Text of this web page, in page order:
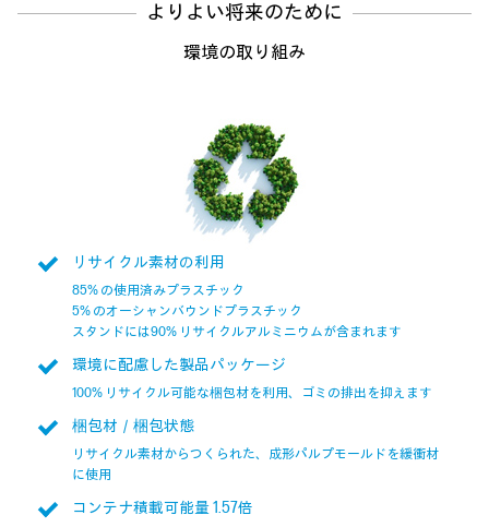
よりよい将来のために
環境の取り組み
リサイクル素材の利用
85% の使用済みプラスチック
5% のオーシャンバウンドプラスチック
スタンドには90% リサイクルアルミニウムが含まれます
環境に配慮した製品パッケージ
100% リサイクル可能な梱包材を利用、ゴミの排出を抑えます
梱包材／梱包状態
リサイクル素材からつくられた、成形パルプモールドを緩衝材
に使用
コンテナ積載可能量 1.57倍